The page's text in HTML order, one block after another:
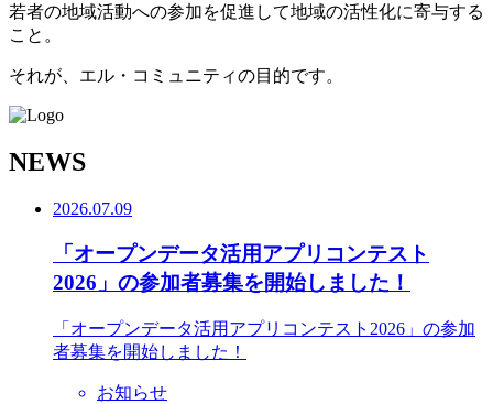
若者の地域活動への参加を促進して地域の活性化に寄与する
こと。
それが、エル・コミュニティの目的です。
NEWS
2026.07.09
「オープンデータ活用アプリコンテスト
2026」の参加者募集を開始しました！
「オープンデータ活用アプリコンテスト2026」の参加
者募集を開始しました！
お知らせ